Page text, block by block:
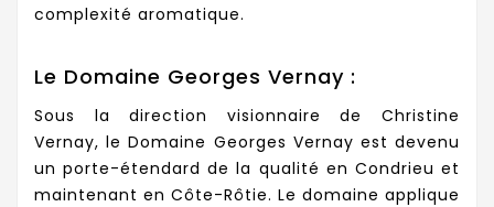
complexité aromatique.
Le Domaine Georges Vernay :
Sous la direction visionnaire de Christine
Vernay, le Domaine Georges Vernay est devenu
un porte-étendard de la qualité en Condrieu et
maintenant en Côte-Rôtie. Le domaine applique